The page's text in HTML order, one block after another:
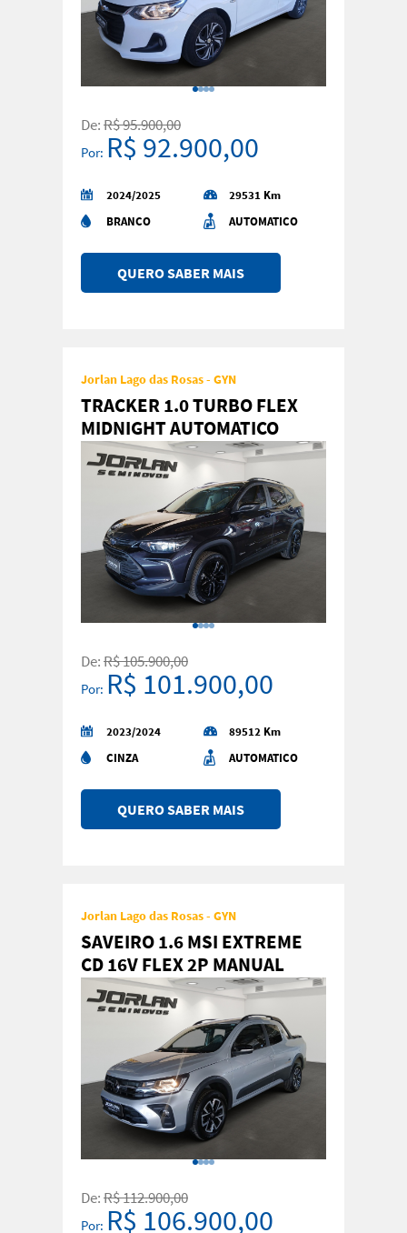
De:R$ 95.900,00
Por: R$ 92.900,00
2024/2025
29531 Km
BRANCO
AUTOMATICO
QUERO SABER MAIS
Jorlan Lago das Rosas - GYN
TRACKER 1.0 TURBO FLEX
MIDNIGHT AUTOMATICO
De:R$ 105.900,00
Por: R$ 101.900,00
2023/2024
89512 Km
CINZA
AUTOMATICO
QUERO SABER MAIS
Jorlan Lago das Rosas - GYN
SAVEIRO 1.6 MSI EXTREME
CD 16V FLEX 2P MANUAL
De:R$ 112.900,00
Por: R$ 106.900,00